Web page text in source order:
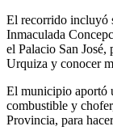
El recorrido incluyó
Inmaculada
el Palacio San José,
Urquiza y conocer
El municipio aportó
combustible y
Provincia, para